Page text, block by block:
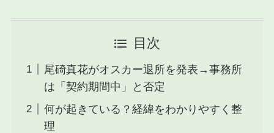
目次
尾碕真花がオスカー退所を発表→事務所
は「契約期間中」と否定
何が起きている？経緯をわかりやすく整
理